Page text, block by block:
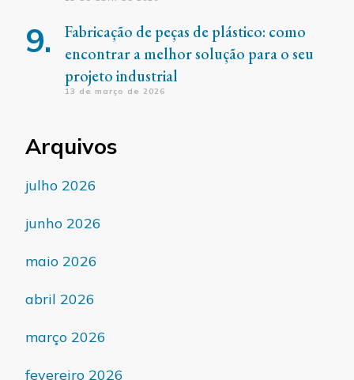
Fabricação de peças de plástico: como
encontrar a melhor solução para o seu
projeto industrial
13 de março de 2026
Arquivos
julho 2026
junho 2026
maio 2026
abril 2026
março 2026
fevereiro 2026